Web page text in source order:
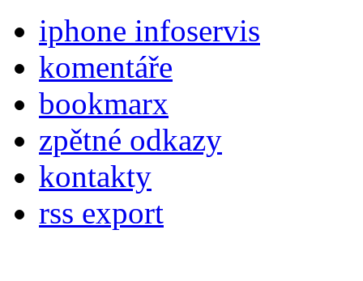
iphone infoservis
komentáře
bookmarx
zpětné odkazy
kontakty
rss export